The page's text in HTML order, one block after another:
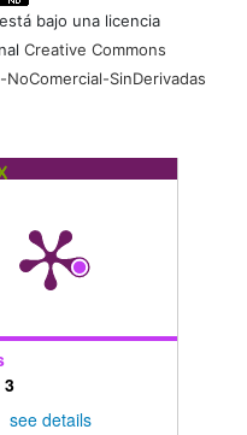
bajo una licencia
Creative Commons
SinDerivadas
3
see details